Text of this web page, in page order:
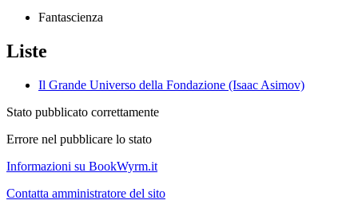
Fantascienza
Liste
Il Grande Universo della Fondazione (Isaac Asimov)
Stato pubblicato correttamente
Errore nel pubblicare lo stato
Informazioni su BookWyrm.it
Contatta amministratore del sito